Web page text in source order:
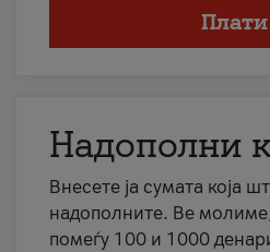
Плати
Надополни
Внесете ја сумата која
надополните. Ве молиме,
помеѓу 100 и 1000